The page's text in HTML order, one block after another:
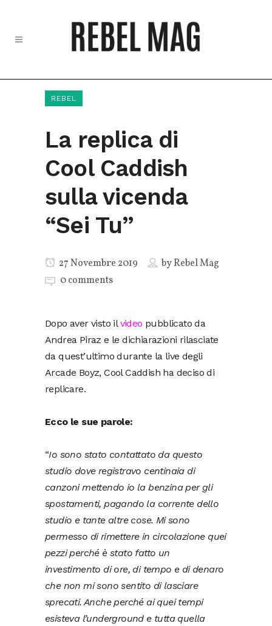
REBEL
La replica di
Cool Caddish
sulla vicenda
“Sei Tu”
27 Novembre 2019 byRebel Mag
0 comments
Dopo aver visto ilvideo pubblicato da
Andrea Piraz e le dichiarazioni rilasciate
da quest’ultimo durante la live degli
Arcade Boyz, Cool Caddish ha deciso di
replicare.
Ecco le sue parole:
“Io sono stato contattato da questo
studio dove registravo centinaia di
canzoni mettendo io la benzina per gli
spostamenti, pagando la corrente dello
studio e tante altre cose. Mi sono
permesso di rimettere in circolazione quei
pezzi perché è stato fatto un
investimento di ore, di tempo e di denaro
che non mi sono sentito di lasciare
sprecati. Anche perché ai quei tempi
esisteva l’underground e tutta quella